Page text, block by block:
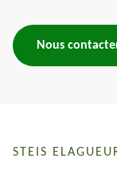
Nous
STEIS